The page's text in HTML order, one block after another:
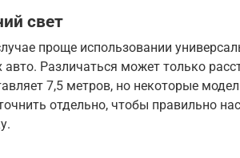
свет
проще использовании
авто. Различаться может только
7,5 метров, но некоторые
отдельно, чтобы правильно